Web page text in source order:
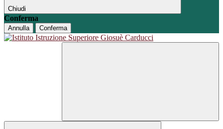
Chiudi
Conferma
Annulla Conferma